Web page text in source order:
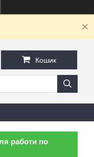
Кошик
работи по